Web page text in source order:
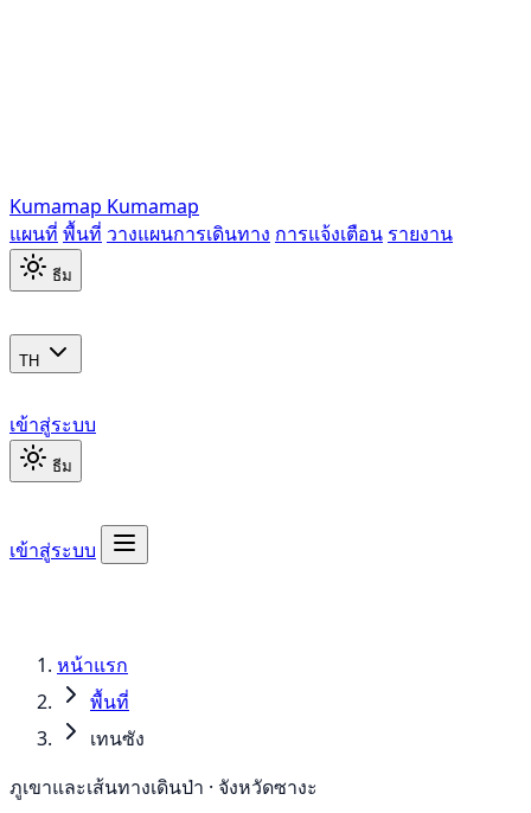
Kumamap Kumamap
แผนที่ พื้นที่ วางแผนการเดินทาง การแจ้งเตือน รายงาน
ธีม
TH
เข้าสู่ระบบ
ธีม
เข้าสู่ระบบ
หน้าแรก
พื้นที่
เทนซัง
ภูเขาและเส้นทางเดินป่า · จังหวัดซางะ